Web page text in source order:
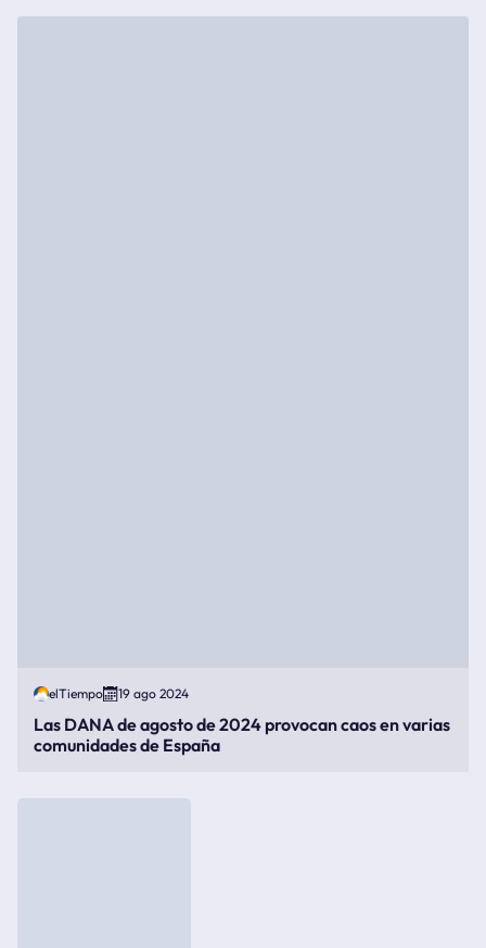
elTiempo 19 ago 2024
Las DANA de agosto de 2024 provocan caos en varias
comunidades de España